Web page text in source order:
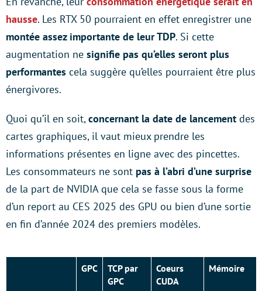
hausse. Les RTX 50 pourraient en effet enregistrer une
montée assez importante de leur TDP. Si cette
augmentation ne signifie pas qu’elles seront plus
performantes cela suggère qu’elles pourraient être plus
énergivores.
Quoi qu’il en soit,concernant la date de lancement des
cartes graphiques, il vaut mieux prendre les
informations présentes en ligne avec des pincettes.
Les consommateurs ne sont pas à l’abri d’une surprise
de la part de NVIDIA que cela se fasse sous la forme
d’un report au CES 2025 des GPU ou bien d’une sortie
en fin d’année 2024 des premiers modèles.
GPC
TCP par
GPC
Coeurs
CUDA
Mémoire